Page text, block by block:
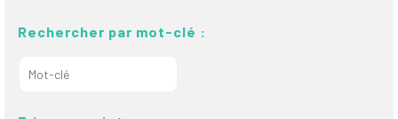
Rechercher par mot-clé :